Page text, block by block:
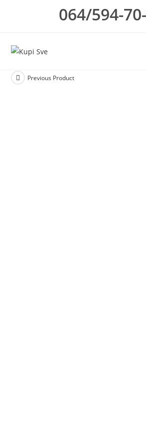
064/594-
Previous Product